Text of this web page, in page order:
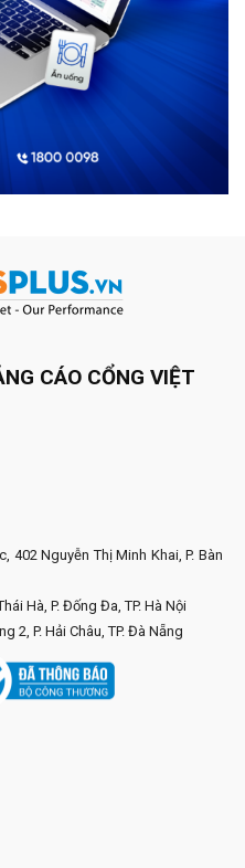
CÁO CỔNG VIỆT
402 Nguyễn Thị Minh Khai, P. Bàn
Hà, P. Đống Đa, TP. Hà Nội
2, P. Hải Châu, TP. Đà Nẵng